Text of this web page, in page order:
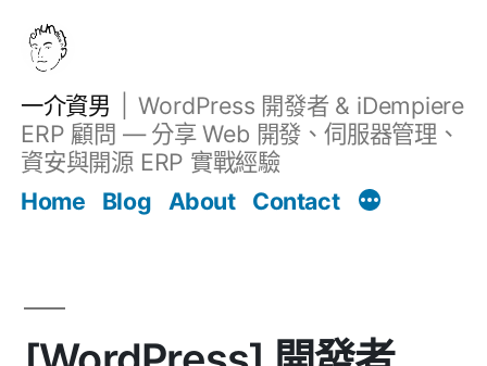
一介資男
WordPress 開發者 & iDempiere
ERP 顧問 — 分享 Web 開發、伺服器管理、
資安與開源 ERP 實戰經驗
Home
Blog About Contact
文章